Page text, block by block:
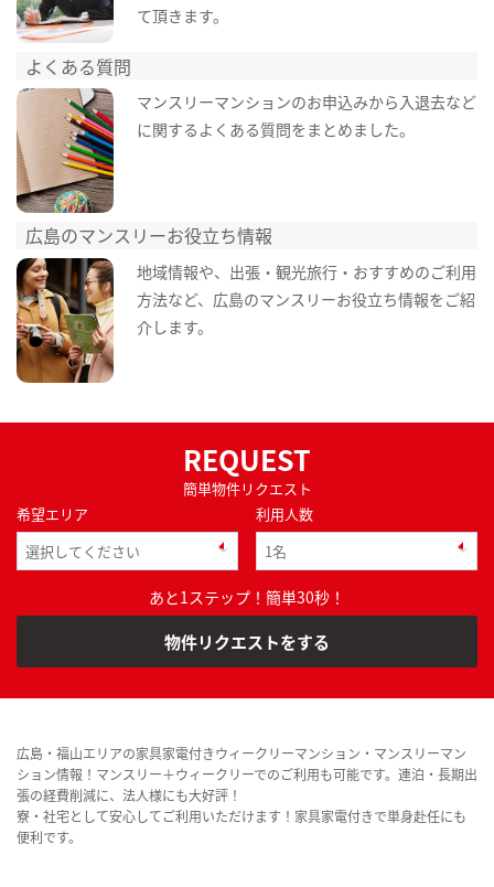
て頂きます。
よくある質問
マンスリーマンションのお申込みから入退去など
に関するよくある質問をまとめました。
広島のマンスリーお役立ち情報
地域情報や、出張・観光旅行・おすすめのご利用
方法など、広島のマンスリーお役立ち情報をご紹
介します。
REQUEST
簡単物件リクエスト
希望エリア
利用人数
あと1ステップ！簡単30秒！
物件リクエストをする
広島・福山エリアの家具家電付きウィークリーマンション・マンスリーマン
ション情報！マンスリー＋ウィークリーでのご利用も可能です。連泊・長期出
張の経費削減に、法人様にも大好評！
寮・社宅として安心してご利用いただけます！家具家電付きで単身赴任にも
便利です。